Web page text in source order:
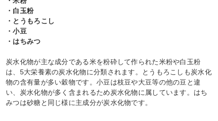
・白玉粉
・とうもろこし
・小豆
・はちみつ
炭水化物が主な成分である米を粉砕して作られた米粉や白玉粉
は、5大栄養素の炭水化物に分類されます。とうもろこしも炭水化
物の含有量が多い穀物です。小豆は枝豆や大豆等の他の豆と違
い、炭水化物が多く含まれるため炭水化物に属しています。はち
みつは砂糖と同じ様に主成分が炭水化物です。